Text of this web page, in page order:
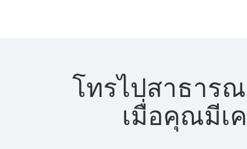
โทรไปสาธาร
เมื่อคุณมีเ